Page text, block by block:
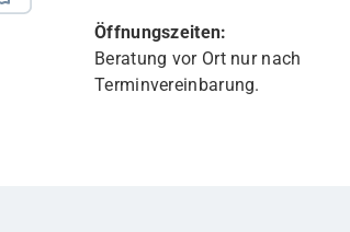
Öffnungszeiten:
Beratung vor Ort nur nach
Terminvereinbarung.